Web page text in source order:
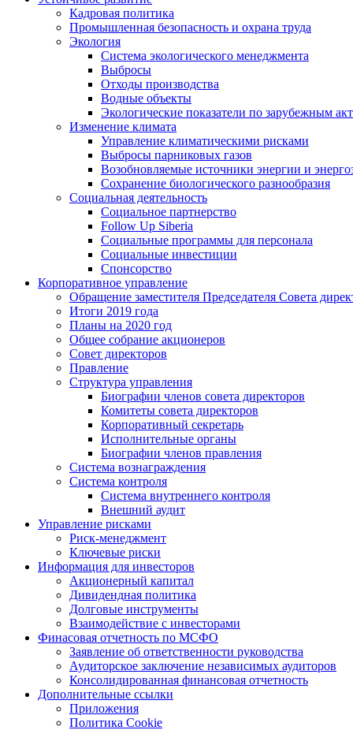
Кадровая политика
Промышленная безопасность и охрана труда
Экология
Система экологического менеджмента
Выбросы
Отходы производства
Водные объекты
Экологические показатели по зарубежным
Изменение климата
Управление климатическими рисками
Выбросы парниковых газов
Возобновляемые источники энергии и
Сохранение биологического разнообразия
Социальная деятельность
Социальное партнерство
Follow Up Siberia
Социальные программы для персонала
Социальные инвестиции
Спонсорство
Корпоративное управление
Обращение заместителя Председателя Совета
Итоги 2019 года
Планы на 2020 год
Общее собрание акционеров
Совет директоров
Правление
Структура управления
Биографии членов совета директоров
Комитеты совета директоров
Корпоративный секретарь
Исполнительные органы
Биографии членов правления
Система вознаграждения
Система контроля
Система внутреннего контроля
Внешний аудит
Управление рисками
Риск-менеджмент
Ключевые риски
Информация для инвесторов
Акционерный капитал
Дивидендная политика
Долговые инструменты
Взаимодействие с инвеcторами
Финасовая отчетность по МСФО
Заявление об ответственности руководства
Аудиторское заключение независимых аудиторов
Консолидированная финансовая отчетность
Дополнительные ссылки
Приложения
Политика Cookie